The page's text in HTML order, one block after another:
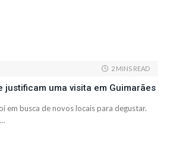
2 MINS READ
justificam uma visita em Guimarães
em busca de novos locais para degustar.